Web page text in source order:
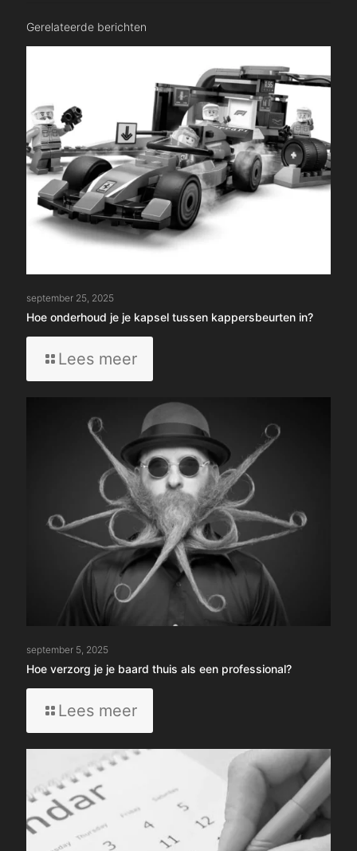
Gerelateerde berichten
september 25, 2025
Hoe onderhoud je je kapsel tussen kappersbeurten in?
Lees meer-
Hoe
je
je
kapsel
tussen
kappersbeurten
in?
september 5, 2025
Hoe verzorg je je baard thuis als een professional?
Lees meer-
Hoe
verzorg
baard
thuis